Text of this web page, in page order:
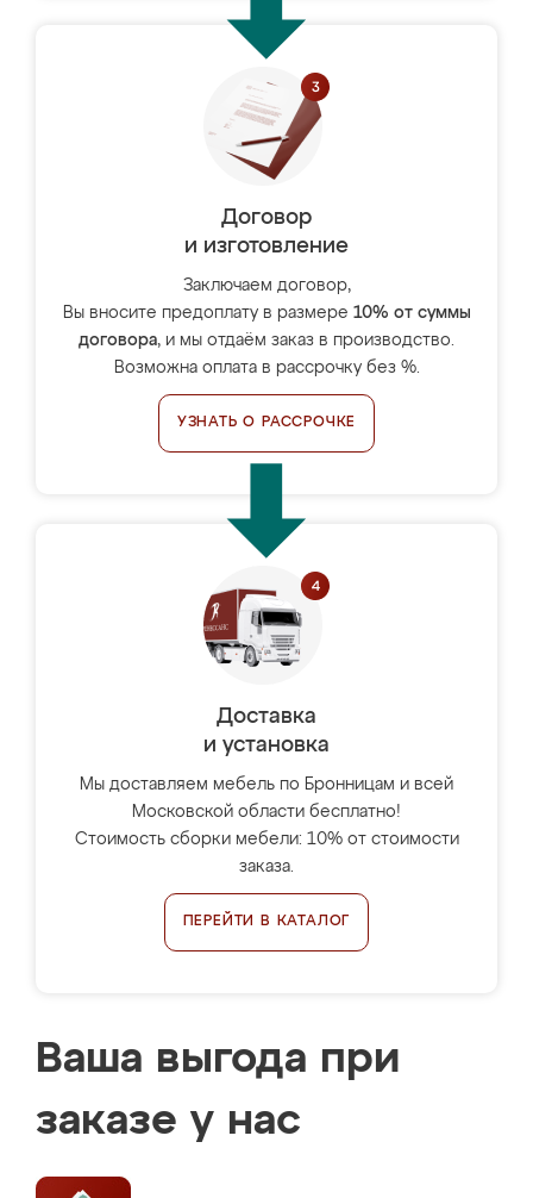
Договор
и изготовление
Заключаем договор,
Вы вносите предоплату в размере 10% от суммы
договора, и мы отдаём заказ в производство.
Возможна оплата в рассрочку без %.
УЗНАТЬ О РАССРОЧКЕ
Доставка
и установка
Мы доставляем мебель по Бронницам и всей
Московской области бесплатно!
Стоимость сборки мебели: 10% от стоимости
заказа.
ПЕРЕЙТИ В КАТАЛОГ
Ваша выгода при
заказе у нас